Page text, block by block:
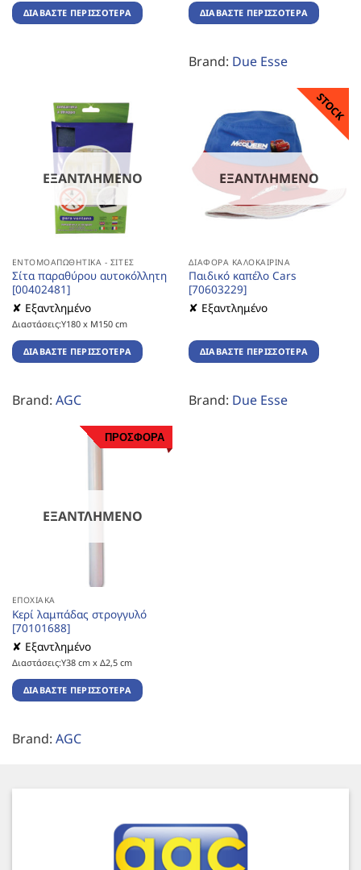
ΔΙΑΒΆΣΤΕ ΠΕΡΙΣΣΌΤΕΡΑ ΔΙΑΒΆΣΤΕ ΠΕΡΙΣΣΌΤΕΡΑ
Brand: Due Esse
ΕΞΑΝΤΛΗΜΈΝΟ
ΕΝΤΟΜΟΑΠΩΘΗΤΙΚΆ - ΣΊΤΕΣ
Σίτα παραθύρου αυτοκόλλητη
[00402481]
✘ Εξαντλημένο
Διαστάσεις:Υ180 x Μ150 cm
ΔΙΑΒΆΣΤΕ ΠΕΡΙΣΣΌΤΕΡΑ
Brand: AGC
STOCK
ΕΞΑΝΤΛΗΜΈΝΟ
ΔΙΆΦΟΡΑ ΚΑΛΟΚΑΙΡΙΝΆ
Παιδικό καπέλο Cars
[70603229]
✘ Εξαντλημένο
ΔΙΑΒΆΣΤΕ ΠΕΡΙΣΣΌΤΕΡΑ
Brand: Due Esse
ΠΡΟΣΦΟΡΑ
ΕΞΑΝΤΛΗΜΈΝΟ
ΕΠΟΧΙΑΚΆ
Κερί λαμπάδας στρογγυλό
[70101688]
✘ Εξαντλημένο
Διαστάσεις:Υ38 cm x Δ2,5 cm
ΔΙΑΒΆΣΤΕ ΠΕΡΙΣΣΌΤΕΡΑ
Brand: AGC